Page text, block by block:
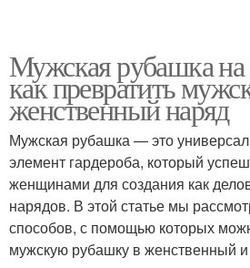
Мужская рубашка
как превратить
женственный наряд
Мужская рубашка — это
элемент гардероба, который
женщинами для создания как
нарядов. В этой статье мы
способов, с помощью которых
мужскую рубашку в женственный